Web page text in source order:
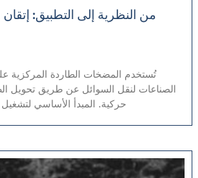
من النظرية إلى التطبيق:
تُستخدم المضخات الطاردة
الصناعات لنقل السوائل عن طريق تحويل
حركية. المبدأ الأساسي